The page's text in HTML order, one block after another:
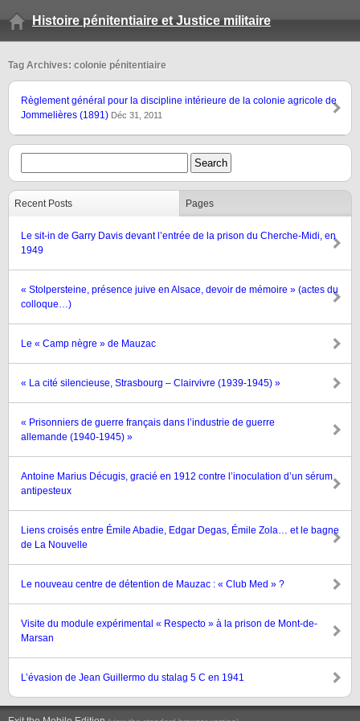
Histoire pénitentiaire et Justice militaire
Tag Archives: colonie pénitentiaire
Règlement général pour la discipline intérieure de la colonie agricole de
Jommelières (1891) Déc 31, 2011
Recent Posts Pages
Le sit-in de Garry Davis devant l’entrée de la prison du Cherche-Midi, en
1949
« Stolpersteine, présence juive en Alsace, devoir de mémoire » (actes du
colloque…)
Le « Camp nègre » de Mauzac
« La cité silencieuse, Strasbourg – Clairvivre (1939-1945) »
« Prisonniers de guerre français dans l’industrie de guerre
allemande (1940-1945) »
Antoine Marius Décugis, gracié en 1912 contre l’inoculation d’un sérum
antipesteux
Liens croisés entre Émile Abadie, Edgar Degas, Émile Zola… et le bagne
de La Nouvelle
Le nouveau centre de détention de Mauzac : « Club Med » ?
Visite du module expérimental « Respecto » à la prison de Mont-de-
Marsan
L’évasion de Jean Guillermo du stalag 5 C en 1941